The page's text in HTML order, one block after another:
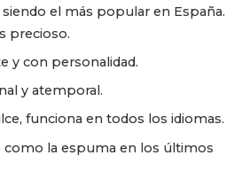
el más popular en España.
precioso.
y con personalidad.
y atemporal.
funciona en todos los idiomas.
la espuma en los últimos